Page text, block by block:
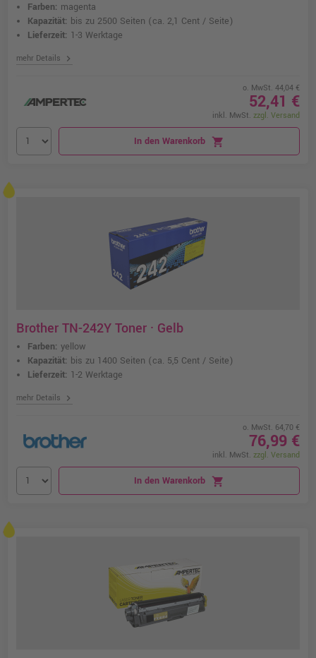
Farben: magenta
Kapazität: bis zu 2500 Seiten (ca. 2,1 Cent / Seite)
Lieferzeit: 1-3 Werktage
mehr Details chevron_right
o. MwSt. 44,04 €
52,41 €
inkl. MwSt. zzgl. Versand
In den Warenkorb shopping_cart
Brother TN-242Y Toner · Gelb
Farben: yellow
Kapazität: bis zu 1400 Seiten (ca. 5,5 Cent / Seite)
Lieferzeit: 1-2 Werktage
mehr Details chevron_right
o. MwSt. 64,70 €
76,99 €
inkl. MwSt. zzgl. Versand
In den Warenkorb shopping_cart